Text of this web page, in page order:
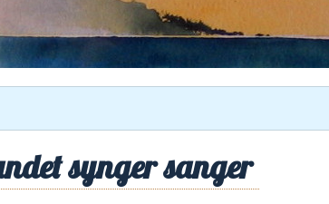
synger sanger